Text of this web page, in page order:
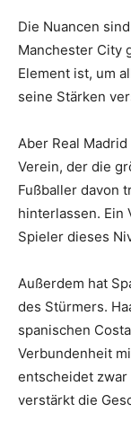
Die Nuancen
Manchester City
Element ist, um
seine Stärken
Aber Real
Verein, der die
Fußballer davon
hinterlassen. Ein
Spieler dieses
Außerdem hat
des Stürmers.
spanischen
Verbundenheit
entscheidet
verstärkt die